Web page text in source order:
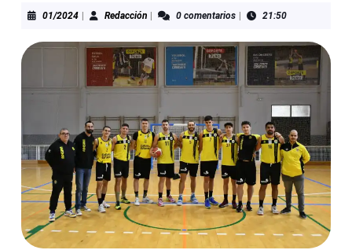
01/202401/2024RedacciónRedacción0 comentarios 21:50